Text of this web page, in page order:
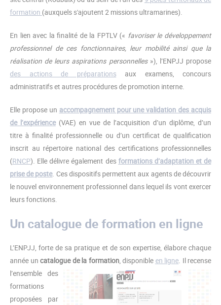
formation (auxquels s'ajoutent 2 missions ultramarines).
En lien avec la finalité de la FPTLV (« favoriser le développement
professionnel de ces fonctionnaires, leur mobilité ainsi que la
réalisation de leurs aspirations personnelles»), l’ENPJJ propose
des actions de préparations
aux examens, concours
administratifs et autres procédures de promotion interne.
Elle propose un accompagnement pour une validation des acquis
de l’expérience(VAE) en vue de l’acquisition d’un diplôme, d’un
titre à finalité professionnelle ou d’un certificat de qualification
inscrit au répertoire national des certifications professionnelles
(RNCP). Elle délivre également des formations d’adaptation et de
prise de poste. Ces dispositifs permettent aux agents de découvrir
le nouvel environnement professionnel dans lequel ils vont exercer
leurs fonctions.
Un catalogue de formation en ligne
L’ENPJJ, forte de sa pratique et de son expertise, élabore chaque
année un catalogue de la formation, disponible en ligne . Il recense
l’ensemble des
formations
proposées par